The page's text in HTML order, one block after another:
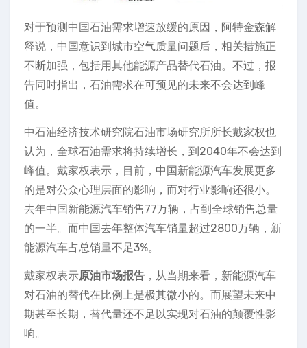
对于预测中国石油需求增速放缓的原因，阿特金森解
释说，中国意识到城市空气质量问题后，相关措施正
不断加强，包括用其他能源产品替代石油。不过，报
告同时指出，石油需求在可预见的未来不会达到峰
值。
中石油经济技术研究院石油市场研究所所长戴家权也
认为，全球石油需求将持续增长，到2040年不会达到
峰值。戴家权表示，目前，中国新能源汽车发展更多
的是对公众心理层面的影响，而对行业影响还很小。
去年中国新能源汽车销售77万辆，占到全球销售总量
的一半。而中国去年整体汽车销量超过2800万辆，新
能源汽车占总销量不足3%。
戴家权表示原油市场报告 ，从当期来看，新能源汽车
对石油的替代在比例上是极其微小的。而展望未来中
期甚至长期，替代量还不足以实现对石油的颠覆性影
响。